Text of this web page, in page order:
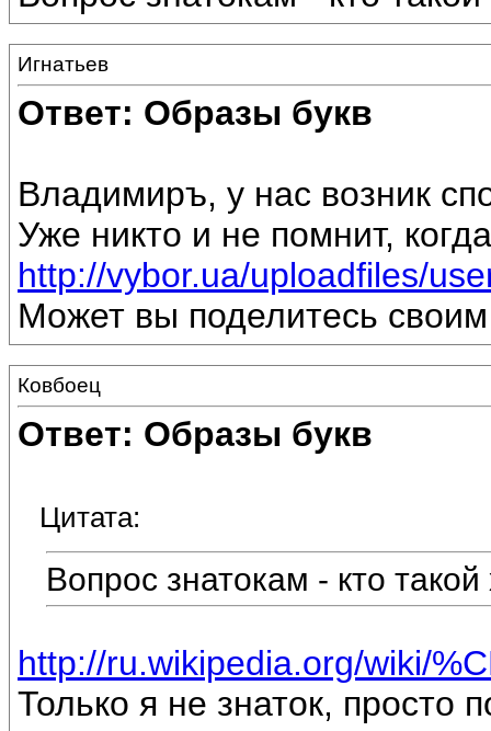
Игнатьев
Ответ: Образы букв
Владимиръ, у нас возник
Уже никто и не помнит,
http://vybor.ua/uploadfiles/
Может вы поделитесь
Ковбоец
Ответ: Образы букв
Цитата:
Вопрос знатокам - кто такой
http://ru.wikipedia.org/wiki/
Только я не знаток, просто